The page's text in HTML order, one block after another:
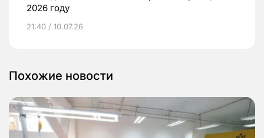
2026 году
21:40 / 10.07.26
Похожие новости